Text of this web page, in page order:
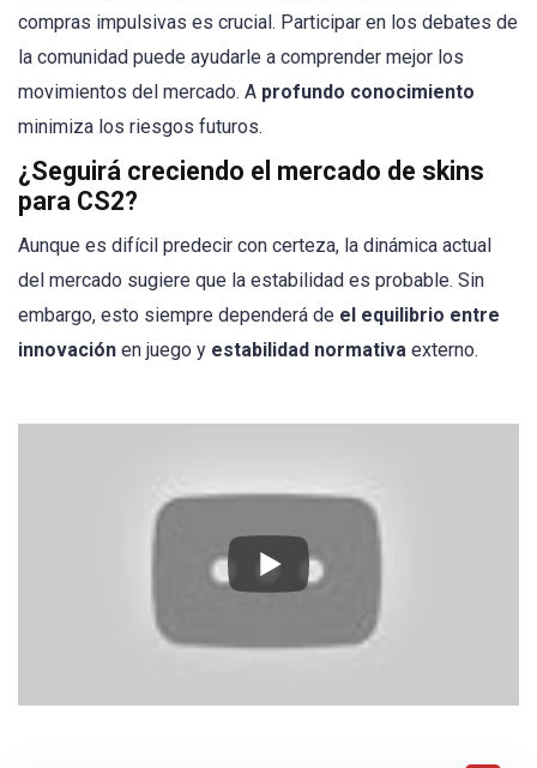
compras impulsivas es crucial. Participar en los debates de
la comunidad puede ayudarle a comprender mejor los
movimientos del mercado. A profundo conocimiento
minimiza los riesgos futuros.
¿Seguirá creciendo el mercado de skins
para CS2?
Aunque es difícil predecir con certeza, la dinámica actual
del mercado sugiere que la estabilidad es probable. Sin
embargo, esto siempre dependerá de el equilibrio entre
innovación en juego y estabilidad normativa externo.